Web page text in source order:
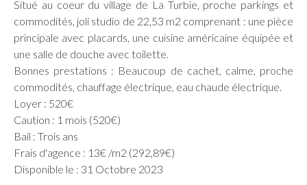
Situé au coeur du village de La Turbie, proche parkings et
commodités, joli studio de 22,53 m2 comprenant : une pièce
principale avec placards, une cuisine américaine équipée et
une salle de douche avec toilette.
Bonnes prestations : Beaucoup de cachet, calme, proche
commodités, chauffage électrique, eau chaude électrique.
Loyer : 520€
Caution : 1 mois (520€)
Bail : Trois ans
Frais d'agence : 13€ /m2 (292,89€)
Disponible le : 31 Octobre 2023